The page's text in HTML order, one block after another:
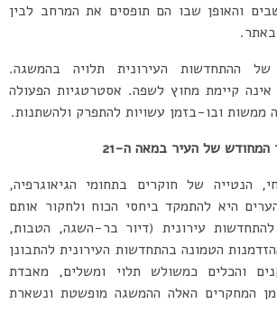
והאופן שבו הם תופסים את המרחב לבין
ההתחדשות העירונית תלויה בהמשגה.
אינה קיימת מחוץ לשפה. אסטרטגיות הפעולה
ממשות ובו-בזמן עשויות להתפרק ולהשתנות.
של העיר במאה ה-21
הנטייה של חוקרים בתחומי הגיאוגרפיה,
הערים היא להתמקד ביחסי הכוח ולחקור אותם
עירונית (דיור בר-השגה, הטבות,
הטמונה בהתחדשות העירונית להתבונן
והכלים כמשולש תלוי ומשלים, מאבדת
המחקרים האלה ההמשגה מופשטת ונשארת